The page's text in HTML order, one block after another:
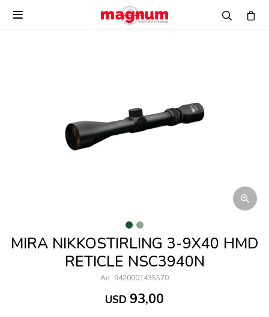

MIRA NIKKOSTIRLING 3-9X40 HMD
RETICLE NSC3940N
9420001435570
USD 93,00